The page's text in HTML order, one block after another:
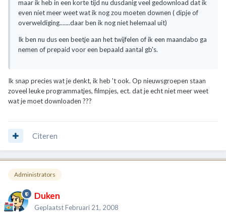
maar ik heb in een korte tijd nu dusdanig veel gedownload dat ik
even niet meer weet wat ik nog zou moeten downen ( dipje of
overweldiging.......daar ben ik nog niet helemaal uit)
Ik ben nu dus een beetje aan het twijfelen of ik een maandabo ga
nemen of prepaid voor een bepaald aantal gb's.
Ik snap precies wat je denkt, ik heb 't ook. Op nieuwsgroepen staan
zoveel leuke programmatjes, filmpjes, ect. dat je echt niet meer weet
wat je moet downloaden ???
Citeren
Administrators
Duken
GeplaatstFebruari 21, 2008